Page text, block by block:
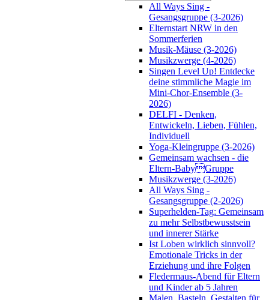
All Ways Sing -
Gesangsgruppe (3-2026)
Elternstart NRW in den
Sommerferien
Musik-Mäuse (3-2026)
Musikzwerge (4-2026)
Singen Level Up! Entdecke
deine stimmliche Magie im
Mini-Chor-Ensemble (3-
2026)
DELFI - Denken,
Entwickeln, Lieben, Fühlen,
Individuell
Yoga-Kleingruppe (3-2026)
Gemeinsam wachsen - die
Eltern-BabyGruppe
Musikzwerge (3-2026)
All Ways Sing -
Gesangsgruppe (2-2026)
Superhelden-Tag: Gemeinsam
zu mehr Selbstbewusstsein
und innerer Stärke
Ist Loben wirklich sinnvoll?
Emotionale Tricks in der
Erziehung und ihre Folgen
Fledermaus-Abend für Eltern
und Kinder ab 5 Jahren
Malen, Basteln, Gestalten für